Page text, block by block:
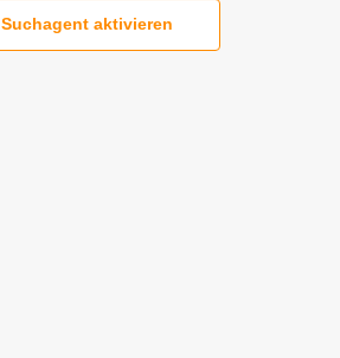
Suchagent aktivieren